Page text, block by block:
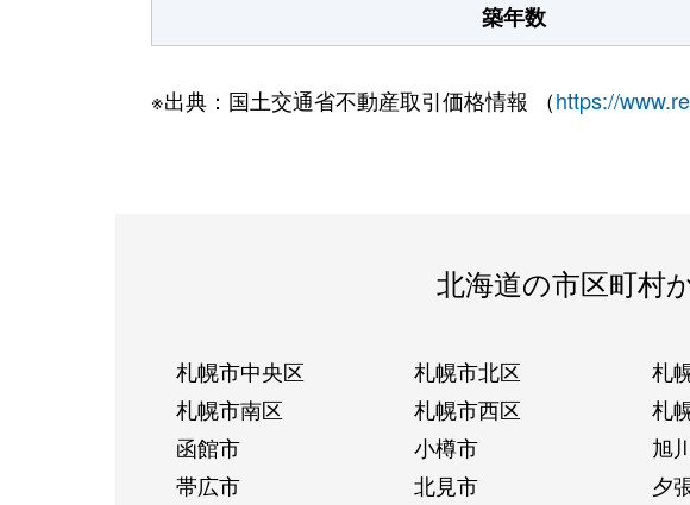
築年数
※出典：国土交通省不動産取引価格情報 （https://
北海道の市区町村
札幌市中央区 札幌市北区 札
札幌市南区
札幌市西区 札
函館市
小樽市 旭
帯広市
北見市 夕